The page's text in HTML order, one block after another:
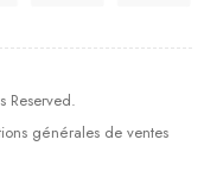
générales de ventes